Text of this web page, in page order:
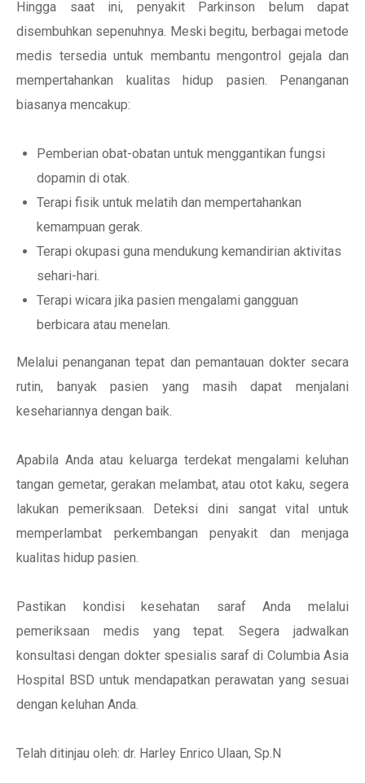
Hingga saat ini, penyakit Parkinson belum dapat
disembuhkan sepenuhnya. Meski begitu, berbagai metode
medis tersedia untuk membantu mengontrol gejala dan
mempertahankan kualitas hidup pasien. Penanganan
biasanya mencakup:
Pemberian obat-obatan untuk menggantikan fungsi
dopamin di otak.
Terapi fisik untuk melatih dan mempertahankan
kemampuan gerak.
Terapi okupasi guna mendukung kemandirian aktivitas
sehari-hari.
Terapi wicara jika pasien mengalami gangguan
berbicara atau menelan.
Melalui penanganan tepat dan pemantauan dokter secara
rutin, banyak pasien yang masih dapat menjalani
kesehariannya dengan baik.
Apabila Anda atau keluarga terdekat mengalami keluhan
tangan gemetar, gerakan melambat, atau otot kaku, segera
lakukan pemeriksaan. Deteksi dini sangat vital untuk
memperlambat perkembangan penyakit dan menjaga
kualitas hidup pasien.
Pastikan kondisi kesehatan saraf Anda melalui
pemeriksaan medis yang tepat. Segera jadwalkan
konsultasi dengan dokter spesialis saraf di Columbia Asia
Hospital BSD untuk mendapatkan perawatan yang sesuai
dengan keluhan Anda.
Telah ditinjau oleh: dr. Harley Enrico Ulaan, Sp.N